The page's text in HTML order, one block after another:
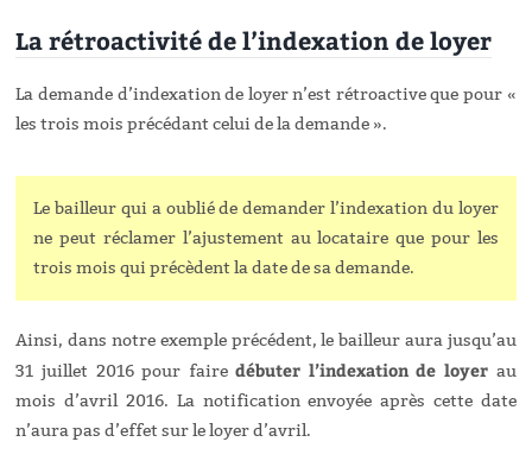
La rétroactivité de l’indexation de loyer
La demande d’indexation de loyer n’est rétroactive que pour «
les trois mois précédant celui de la demande ».
Le bailleur qui a oublié de demander l’indexation du loyer
ne peut réclamer l’ajustement au locataire que pour les
trois mois qui précèdent la date de sa demande.
Ainsi, dans notre exemple précédent, le bailleur aura jusqu’au
31 juillet 2016 pour fairedébuter l’indexation de loyer au
mois d’avril 2016. La notification envoyée après cette date
n’aura pas d’effet sur le loyer d’avril.